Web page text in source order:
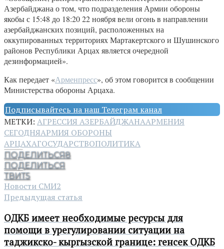
Азербайджана о том, что подразделения Армии обороны
якобы с 15:48 до 18:20 22 ноября вели огонь в направлении
азербайджанских позиций, расположенных на
оккупированных территориях Мартакертского и Шушинского
районов Республики Арцах является очередной
дезинформацией».
Как передает «Арменпресс», об этом говорится в сообщении
Министерства обороны Арцаха.
Подписывайтесь на наш Телеграм канал
МЕТКИ: АГРЕССИЯ АЗЕРБАЙДЖАНААРМЕНИЯ
СЕГОДНЯАРМИЯ ОБОРОНЫ
АРЦАХАГОСУДАРСТВОПОЛИТИКА
ПОДЕЛИТЬСЯ8
ПОДЕЛИТЬСЯ
ТВИТ5
Новости СМИ2
Предыдущая статья
ОДКБ имеет необходимые ресурсы для
помощи в урегулировании ситуации на
таджикско- кыргызской границе: генсек ОДКБ